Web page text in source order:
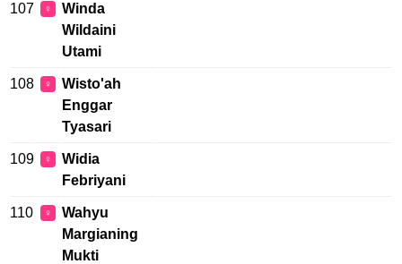
107 ♀
Winda
Wildaini
Utami
108 ♀
Wisto'ah
Enggar
Tyasari
109 ♀
Widia
Febriyani
110 ♀
Wahyu
Margianing
Mukti